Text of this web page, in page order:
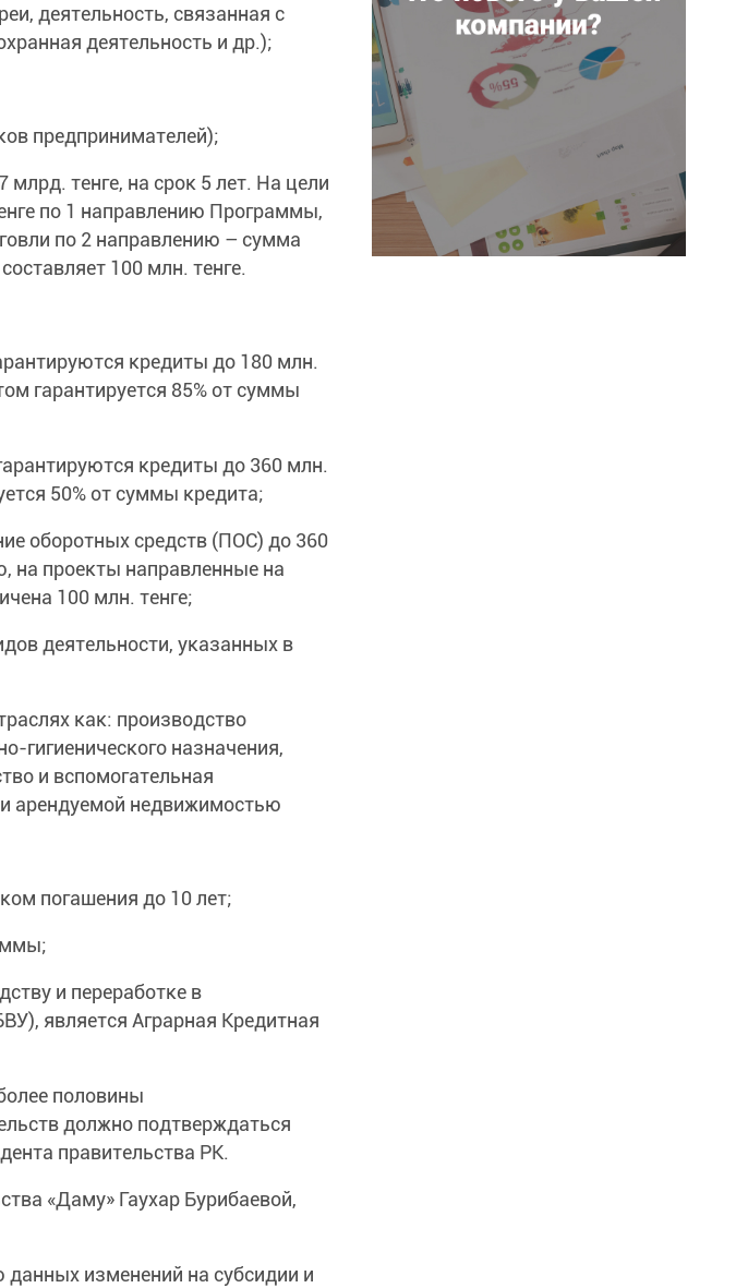
деятельность, связанная с
деятельность и др.);
предпринимателей);
тенге, на срок 5 лет. На цели
по 1 направлению Программы,
по 2 направлению – сумма
100 млн. тенге.
кредиты до 180 млн.
гарантируется 85% от суммы
кредиты до 360 млн.
50% от суммы кредита;
оборотных средств (ПОС) до 360
на проекты направленные на
100 млн. тенге;
деятельности, указанных в
как: производство
гигиенического назначения,
и вспомогательная
арендуемой недвижимостью
погашения до 10 лет;
и переработке в
является Аграрная Кредитная
половины
должно подтверждаться
правительства РК.
«Даму» Гаухар Бурибаевой,
изменений на субсидии и